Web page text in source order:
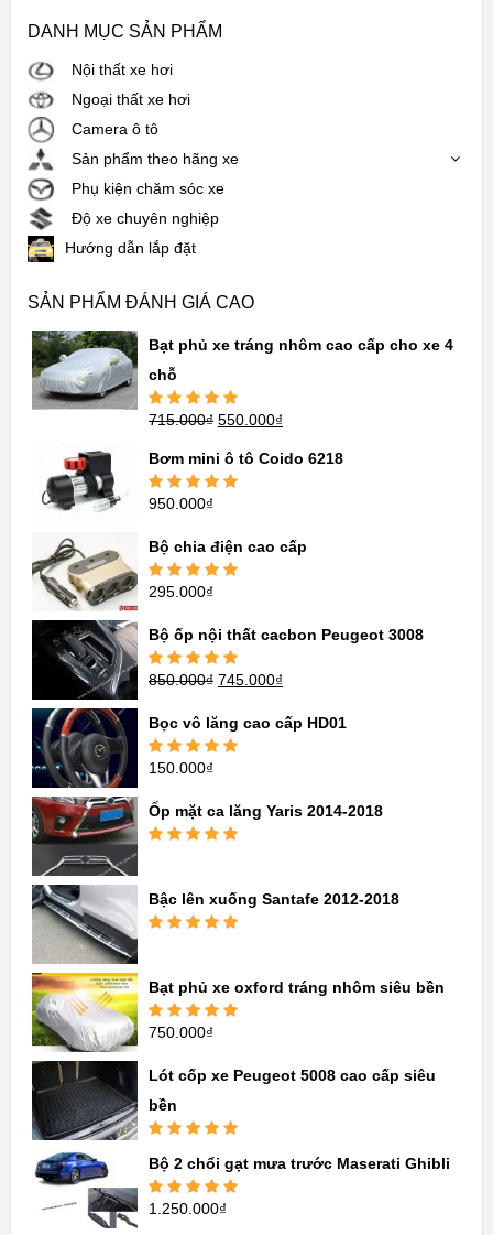
DANH MỤC SẢN PHẨM
Nội thất xe hơi
Ngoại thất xe hơi
Camera ô tô
Sản phẩm theo hãng xe
Phụ kiện chăm sóc xe
Độ xe chuyên nghiệp
Hướng dẫn lắp đặt
SẢN PHẨM ĐÁNH GIÁ CAO
Bạt phủ xe tráng nhôm cao cấp cho xe 4
chỗ
Được xếp
sao
715.000₫ 550.000₫
Bơm mini ô tô Coido 6218
Được xếp
950.000₫
Bộ chia điện cao cấp
Được xếp
295.000₫
Bộ ốp nội thất cacbon Peugeot 3008
Được xếp
850.000₫ 745.000₫
Bọc vô lăng cao cấp HD01
Được xếp
sao
150.000₫
Ốp mặt ca lăng Yaris 2014-2018
Bậc lên xuống Santafe 2012-2018
Bạt phủ xe oxford tráng nhôm siêu bền
Được xếp
750.000₫
Lót cốp xe Peugeot 5008 cao cấp siêu
bền
hạng5.005
sao
Bộ 2 chổi gạt mưa trước Maserati Ghibli
Được xếp
1.250.000₫